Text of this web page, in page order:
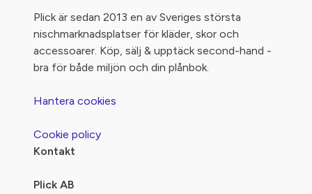
Plick är sedan 2013 en av Sveriges största
nischmarknadsplatser för kläder, skor och
accessoarer. Köp, sälj & upptäck second-hand -
bra för både miljön och din plånbok.
Hantera cookies
Cookie policy
Kontakt
Plick AB